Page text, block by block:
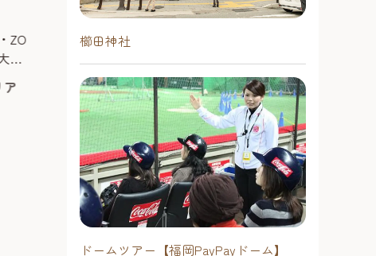
ZO
人
々
興
ア
による常設ミュージアム。専用のス
マートフォンアプリを使って動物を
捕まえる「捕まえて集める森」と、
身体の動きに反応して作品が変化す
る「運動の森」の2つのエリアからな
る。 料金 16歳以上: 2,400円 15歳以
下: 1,000円 ※3歳以下は、要保護者同
伴（無料） ※ハイシーズンは料金が
異なる場合がございますのでご了承
ください。
シーサイドももち・早良エリア
#観る #遊ぶ #買う
キャラクター
ちと友だちに
遊び、思い出
持って帰るこ
新しいサンリ
です。 入場料は無料で、お土産にも
ピッタリな福
販売するほか
び」を融合し
でしか体験で
ツもお楽しみ
シーサイド
#観る
櫛田神社
ドームツアー【福岡PayPayドーム】